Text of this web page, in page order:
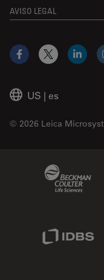
AVISO LEGAL
US | es
© 2026 Leica
Facebook
X